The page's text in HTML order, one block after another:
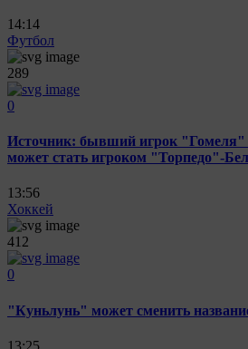
14:14
Футбол
289
0
Источник: бывший игрок
может стать игроком "Торпедо"-
13:56
Хоккей
412
0
"Куньлунь" может сменить
13:25